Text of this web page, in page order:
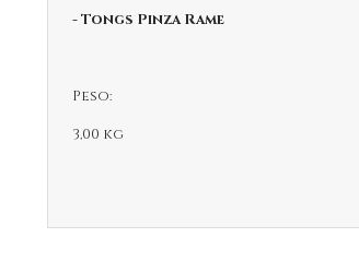
- Tongs Pinza Rame
Peso:
3,00 kg